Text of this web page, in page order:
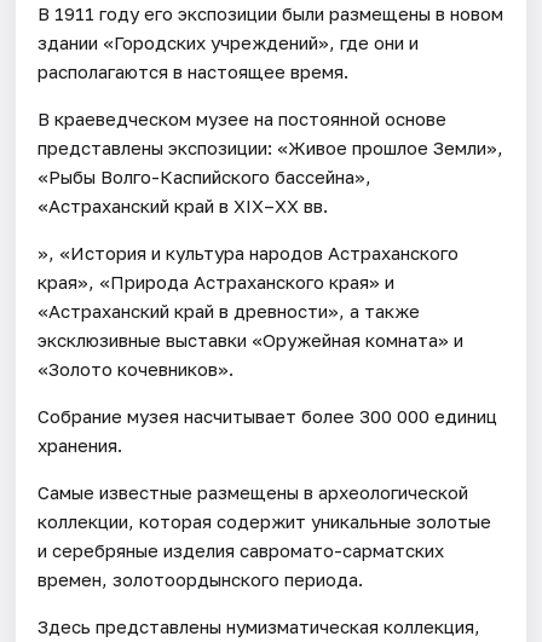
В 1911 году его экспозиции были размещены в новом
здании «Городских учреждений», где они и
располагаются в настоящее время.
В краеведческом музее на постоянной основе
представлены экспозиции: «Живое прошлое Земли»,
«Рыбы Волго-Каспийского бассейна»,
«Астраханский край в XIX–XX вв.
», «История и культура народов Астраханского
края», «Природа Астраханского края» и
«Астраханский край в древности», а также
эксклюзивные выставки «Оружейная комната» и
«Золото кочевников».
Собрание музея насчитывает более 300 000 единиц
хранения.
Самые известные размещены в археологической
коллекции, которая содержит уникальные золотые
и серебряные изделия савромато-сарматских
времен, золотоордынского периода.
Здесь представлены нумизматическая коллекция,